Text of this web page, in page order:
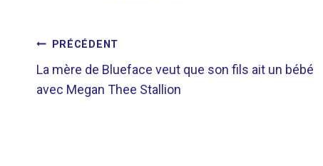
NAVIGATION
DE
PRÉCÉDENT
La mère de Blueface veut que son fils ait un bébé
avec Megan Thee Stallion